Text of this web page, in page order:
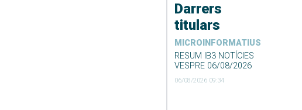
Darrers
titulars
MICROINFORMATIUS
RESUM IB3 NOTÍCIES
VESPRE 06/08/2026
06/08/2026 09:34